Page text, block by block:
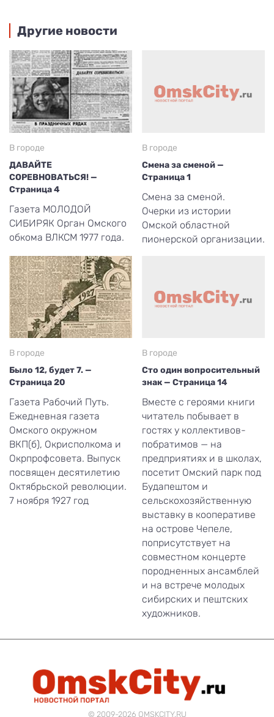
Другие новости
В городе
ДАВАЙТЕ
СОРЕВНОВАТЬСЯ! —
Страница 4
Газета МОЛОДОЙ
СИБИРЯК Орган Омского
обкома ВЛКСМ 1977 года.
В городе
Смена за сменой —
Страница 1
Смена за сменой.
Очерки из истории
Омской областной
пионерской организации.
В городе
Было 12, будет 7. —
Страница 20
Газета Рабочий Путь.
Ежедневная газета
Омского окружном
ВКП(б), Окрисполкома и
Окрпрофсовета. Выпуск
посвящен десятилетию
Октябрьской революции.
7 ноября 1927 год
В городе
Сто один вопросительный
знак — Страница 14
Вместе с героями книги
читатель побывает в
гостях у коллективов-
побратимов — на
предприятиях и в школах,
посетит Омский парк под
Будапештом и
сельскохозяйственную
выставку в кооперативе
на острове Чепеле,
поприсутствует на
совместном концерте
породненных ансамблей
и на встрече молодых
сибирских и пештских
художников.
© 2009-2026 OMSKCITY.RU